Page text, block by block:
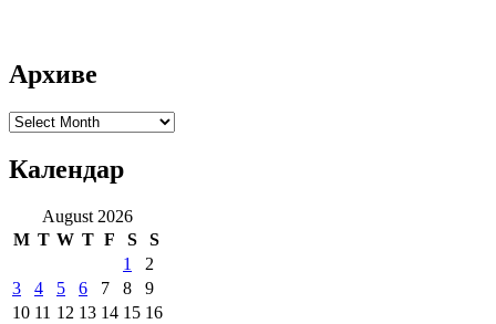
Архиве
Архиве
Календар
August 2026
M T W T F S
S
1
2
3
4 5 6 7 8
9
10 11 12 13 14 15 16